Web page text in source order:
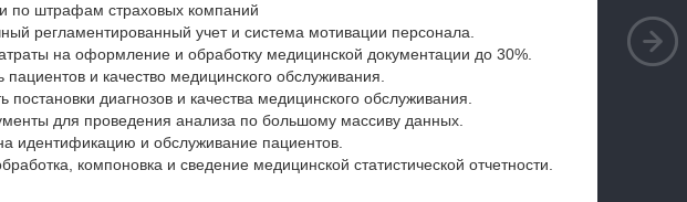
по штрафам страховых компаний
регламентированный учет и система мотивации персонала.
на оформление и обработку медицинской документации до 30%.
и качество медицинского обслуживания.
постановки диагнозов и качества медицинского обслуживания.
для проведения анализа по большому массиву данных.
идентификацию и обслуживание пациентов.
компоновка и сведение медицинской статистической отчетности.